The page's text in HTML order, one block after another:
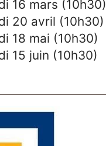
16 mars (10h30)
20 avril (10h30)
18 mai (10h30)
15 juin (10h30)